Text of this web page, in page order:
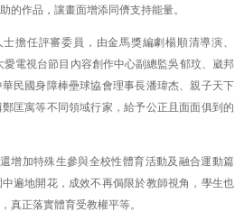
的作品，讓畫面增添同儕支持能量。
擔任評審委員，由金馬獎編劇楊順清導演、
愛電視台節目內容創作中心副總監吳郁玟、崴邦
民國身障棒壘球協會理事長潘瑋杰、親子天下
匡寓等不同領域行家，給予公正且面面俱到的
增加特殊生參與全校性體育活動及融合運動篇
遍地開花，成效不再侷限於教師視角，學生也
真正落實體育受教權平等。